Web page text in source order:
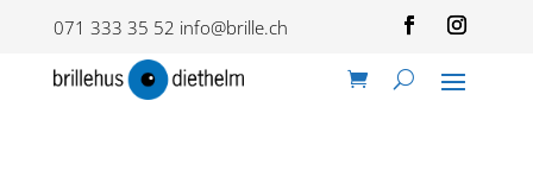
071 333 35 52 info@brille.ch